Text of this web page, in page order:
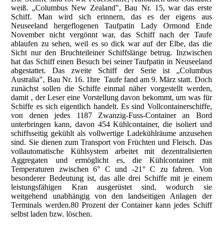
weiß. „Columbus New Zealand", Bau Nr. 15, war das erste
Schiff. Man wird sich erinnern, das es der eigens aus
Neuseeland hergeflogenen Taufpatin Lady Ormond Ende
November nicht vergönnt war, das Schiff nach der Taufe
ablaufen zu sehen, weil es so dick war auf der Elbe, das die
Sicht nur den Bruchteileiner Schiffslänge betrug. Inzwischen
hat das Schiff einen Besuch bei seiner Taufpatin in Neuseeland
abgestattet. Das zweite Schiff der Serie ist „Columbus
Australia", Bau Nr. 16. 1hre Taufe fand am 9. März statt. Doch
zunächst sollen die Schiffe einmal näher vorgestellt werden,
damit , der Leser eine Vorstellung davon bekommt, um was für
Schiffe es sich eigentlich handelt. Es sind Vollcontainerschiffe,
von denen jedes 1187 Zwanzig-Fuss-Container an Bord
unterbringen kann, davon 454 Kühlcontainer, die isoliert und
schiffsseitig gekühlt als vollwertige Ladekühlräume anzusehen
sind. Sie dienen zum Transport von Früchten und Fleisch. Das
vollautomatische Kühlsystem arbeitet mit dezentralisierten
Aggregaten und ermöglicht es, die Kühlcontainer mit
Temperaturen zwischen 6° C und -21° C zu fahren. Von
besonderer Bedeutung ist, das alle drei Schiffe mit je einem
leistungsfähigen Kran ausgerüstet sind, wodurch sie
weitgehend unabhängig von den landseitigen Anlagen der
Terminals werden.80 Prozent der Container kann jedes Schiff
selbst laden bzw. löschen.